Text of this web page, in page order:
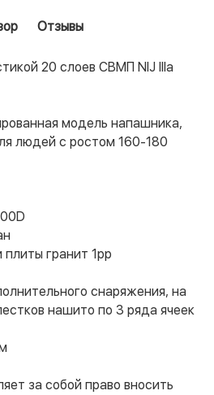
Отзывы
20 слоев СВМП NIJ IIIa
модель напашника,
людей с ростом 160-180
плиты гранит 1рр
снаряжения, на
нашито по 3 ряда ячеек
за собой право вносить